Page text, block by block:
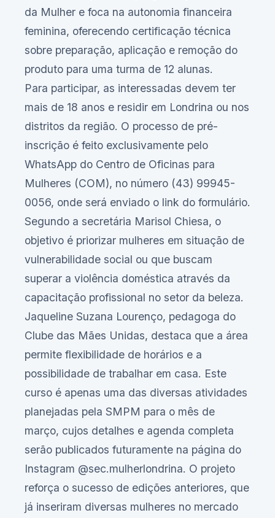
da Mulher e foca na autonomia financeira
feminina, oferecendo certificação técnica
sobre preparação, aplicação e remoção do
produto para uma turma de 12 alunas.
Para participar, as interessadas devem ter
mais de 18 anos e residir em Londrina ou nos
distritos da região. O processo de pré-
inscrição é feito exclusivamente pelo
WhatsApp do Centro de Oficinas para
Mulheres (COM), no número (43) 99945-
0056, onde será enviado o link do formulário.
Segundo a secretária Marisol Chiesa, o
objetivo é priorizar mulheres em situação de
vulnerabilidade social ou que buscam
superar a violência doméstica através da
capacitação profissional no setor da beleza.
Jaqueline Suzana Lourenço, pedagoga do
Clube das Mães Unidas, destaca que a área
permite flexibilidade de horários e a
possibilidade de trabalhar em casa. Este
curso é apenas uma das diversas atividades
planejadas pela SMPM para o mês de
março, cujos detalhes e agenda completa
serão publicados futuramente na página do
Instagram @sec.mulherlondrina. O projeto
reforça o sucesso de edições anteriores, que
já inseriram diversas mulheres no mercado